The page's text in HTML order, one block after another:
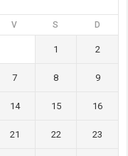
V S D
1 2
7 8 9
14 15 16
21 22 23